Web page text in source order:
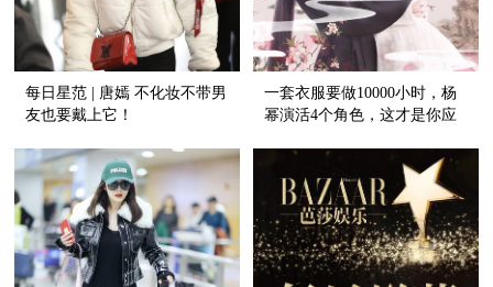
每日星范 | 唐嫣 不化妆不带男
友也要戴上它！
一套衣服要做10000小时，杨
幂演活4个角色，这才是你应